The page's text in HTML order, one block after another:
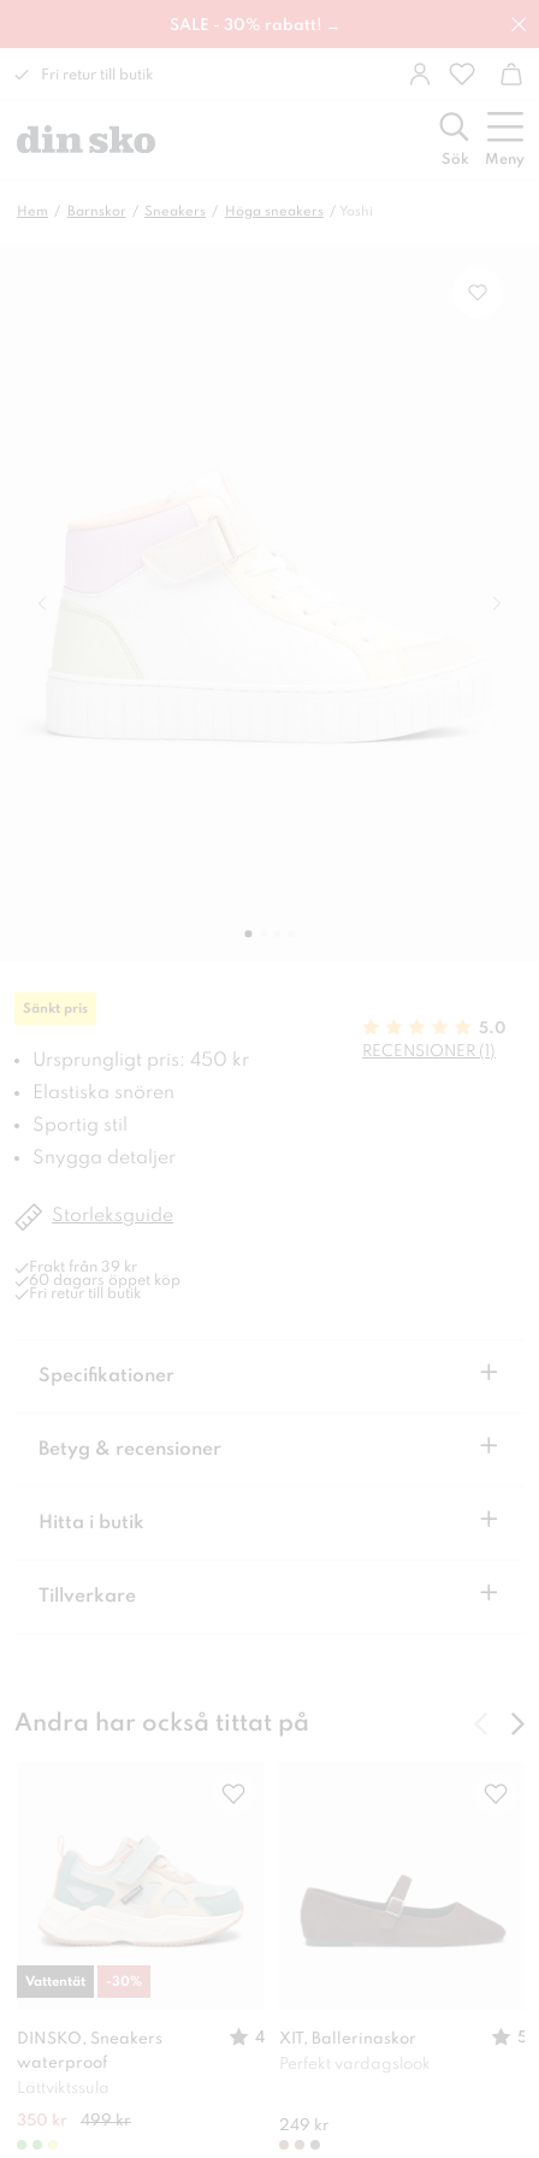
SALE - 30% rabatt! →
Fri retur till butik
Sök Meny
Hem Barnskor Sneakers Höga sneakers Yoshi
Sänkt pris
Ursprungligt pris: 450 kr
Elastiska snören
Sportig stil
Snygga detaljer
5.0
RECENSIONER (1)
Storleksguide
Frakt från 39 kr
60 dagars öppet köp
Fri retur till butik
Specifikationer +
Betyg & recensioner +
Hitta i butik +
Tillverkare +
Andra har också tittat på
DINSKO, Sneakers
waterproof
4
Lättviktssula
350 kr 499 kr
Vattentät -30%
XIT, Ballerinaskor
5
Perfekt vardagslook
249 kr